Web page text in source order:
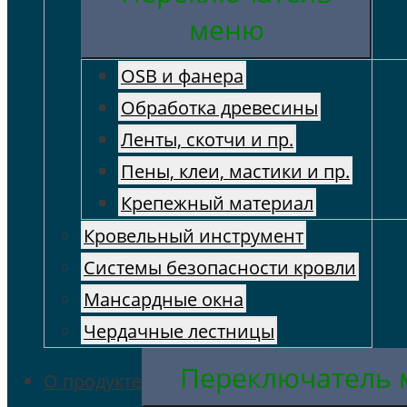
меню
OSB и фанера
Обработка древесины
Ленты, скотчи и пр.
Пены, клеи, мастики и пр.
Крепежный материал
Кровельный инструмент
Cистемы безопасности кровли
Мансардные окна
Чердачные лестницы
О продукте